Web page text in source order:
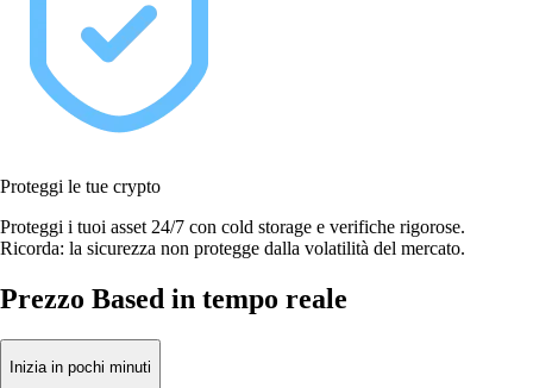
Proteggi le tue crypto
Proteggi i tuoi asset 24/7 con cold storage e verifiche rigorose.
Ricorda: la sicurezza non protegge dalla volatilità del mercato.
Prezzo Based in tempo reale
Inizia in pochi minuti